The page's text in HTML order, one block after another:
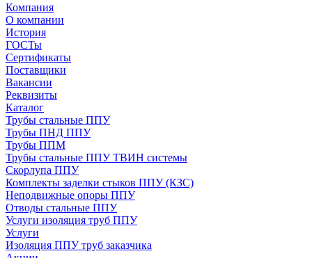
Компания
О компании
История
ГОСТы
Сертификаты
Поставщики
Вакансии
Реквизиты
Каталог
Трубы стальные ППУ
Трубы ПНД ППУ
Трубы ППМ
Трубы стальные ППУ ТВИН системы
Скорлупа ППУ
Комплекты заделки стыков ППУ (КЗС)
Неподвижные опоры ППУ
Отводы стальные ППУ
Услуги изоляция труб ППУ
Услуги
Изоляция ППУ труб заказчика